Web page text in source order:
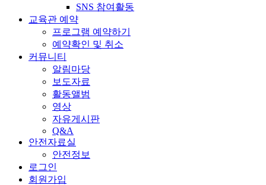
SNS 참여활동
교육관 예약
프로그램 예약하기
예약확인 및 취소
커뮤니티
알림마당
보도자료
활동앨범
영상
자유게시판
Q&A
안전자료실
안전정보
로그인
회원가입